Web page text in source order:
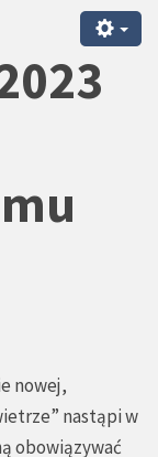
nowej,
nastąpi w
obowiązywać